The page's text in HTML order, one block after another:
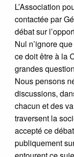
L’Association
contactée par
débat sur
Nul n’ignore
ce doit être à la
grandes
Nous pensons
discussions,
chacun et des
traversent la
accepté ce
publiquement